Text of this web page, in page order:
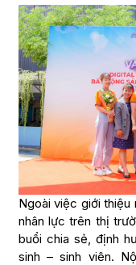
Ngoài việc giới thiệu
nhân lực trên thị
buổi chia sẻ, định
sinh – sinh viên.